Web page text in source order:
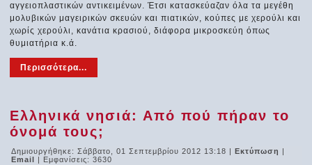
αγγειοπλαστικών αντικειμένων. Έτσι κατασκεύαζαν όλα τα μεγέθη
μολυβικών μαγειρικών σκευών και πιατικών, κούπες με χερούλι και
χωρίς χερούλι, κανάτια κρασιού, διάφορα μικροσκεύη όπως
θυμιατήρια κ.ά.
Περισσότερα...
Ελληνικά νησιά: Από πού πήραν το
όνομά τους;
Δημιουργήθηκε: Σάββατο, 01 Σεπτεμβρίου 2012 13:18 Εκτύπωση
Email
| Εμφανίσεις: 3630